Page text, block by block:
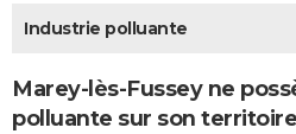
Destinations
City break
Voyage nature
Voyage de noces
Forum
Climat
+PHOTO
GUIDES D'ACHAT
BONS PLANS
Industrie polluante
Marey-lès-Fussey ne
polluante sur son territoire